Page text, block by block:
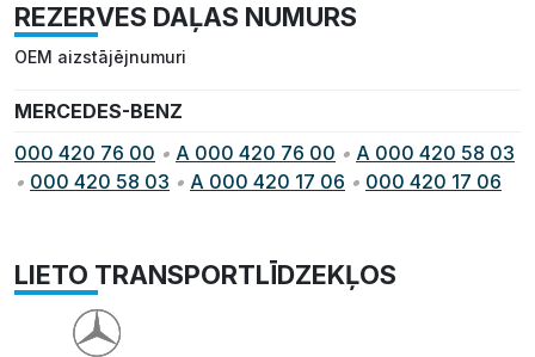
REZERVES DAĻAS NUMURS
OEM aizstājējnumuri
MERCEDES-BENZ
000 420 76 00 • A 000 420 76 00 • A 000 420 58 03
• 000 420 58 03 • A 000 420 17 06 • 000 420 17 06
LIETO TRANSPORTLĪDZEKĻOS